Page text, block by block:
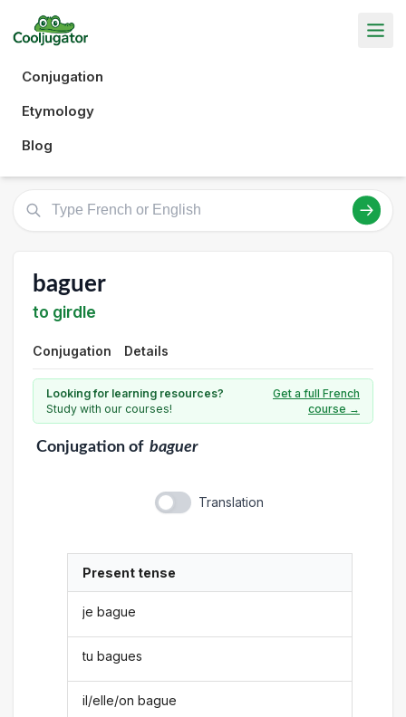
Conjugation
Etymology
Blog
baguer
to girdle
Conjugation Details
Looking for learning resources?
Study with our courses!
Get a full French
course →
Conjugationof baguer
Translation
Present tense
je bague
tu bagues
il/elle/on bague